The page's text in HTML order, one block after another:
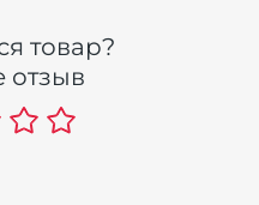
товар?
отзыв